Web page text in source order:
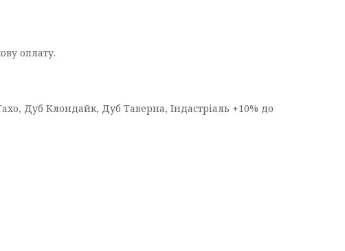
оплату.
Дуб Клондайк, Дуб Таверна, Індастріаль +10% до